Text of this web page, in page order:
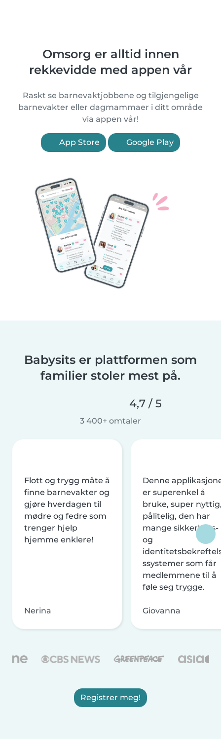
Omsorg er alltid innen
rekkevidde med appen vår
Raskt se barnevaktjobbene og tilgjengelige
barnevakter eller dagmammaer i ditt område
via appen vår!
App Store Google Play
Babysits er plattformen som
familier stoler mest på.
4,7 / 5
3 400+ omtaler
Flott og trygg måte å
finne barnevakter og
gjøre hverdagen til
mødre og fedre som
trenger hjelp
hjemme enklere!
Nerina
Denne
er superenkel å
bruke, super
pålitelig, den har
mange sikkerhets-
og
ssystemer som får
medlemmene til å
føle seg trygge.
Giovanna
Registrer meg!